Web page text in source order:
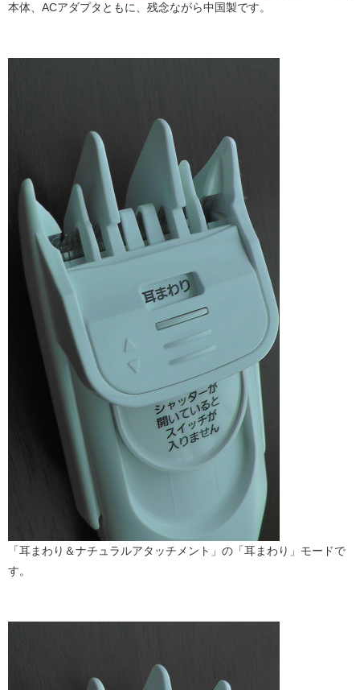
本体、ACアダプタともに、残念ながら中国製です。
「耳まわり＆ナチュラルアタッチメント」の「耳まわり」モードで
す。